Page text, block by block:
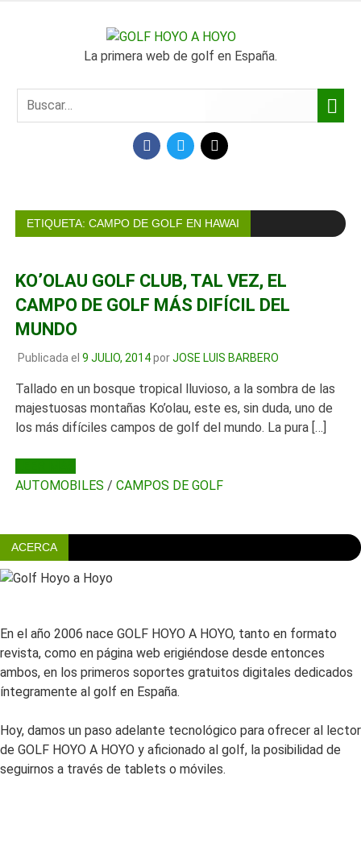
GOLF
HOYO
La primera web de golf en España.
FACEBOOKTWITTER
MAIL
ETIQUETA:CAMPO DE GOLF EN HAWAI
KO’OLAU GOLF CLUB, TAL VEZ, EL
CAMPO DE GOLF MÁS DIFÍCIL DEL
MUNDO
Publicada el 9 JULIO, 2014porJOSE LUIS BARBERO
Tallado en un bosque tropical lluvioso, a la sombra de las
majestuosas montañas Ko’olau, este es, sin duda, uno de
los más difíciles campos de golf del mundo. La pura […]
AUTOMOBILES /CAMPOS DE GOLF
ACERCA
En el año 2006 nace GOLF HOYO A HOYO, tanto en formato
revista, como en página web erigiéndose desde entonces
ambos, en los primeros soportes gratuitos digitales dedicados
íntegramente al golf en España.
Hoy, damos un paso adelante tecnológico para ofrecer al lector
de GOLF HOYO A HOYO y aficionado al golf, la posibilidad de
seguirnos a través de tablets o móviles.